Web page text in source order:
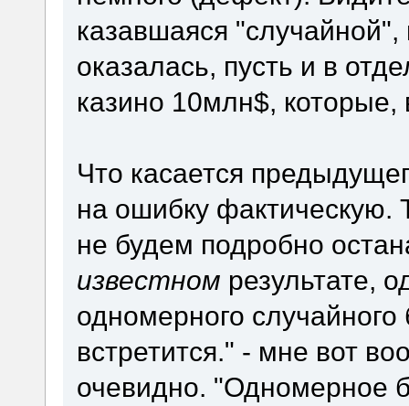
казавшаяся "случайной",
оказалась, пусть и в
казино 10млн$, которые,
Что касается
на ошибку
не будем подробно
известном результате,
одномерного
встретится." - мне вот
очевидно. "Одномерное